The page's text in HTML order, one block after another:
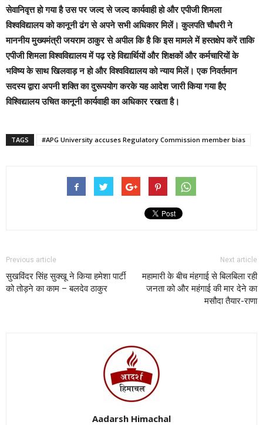
सेवानिवृत्त हो गया है उस पर जल्द से जल्द कार्यवाही हो और एपीजी शिमला
विश्वविद्यालय को कानूनी ढंग से अपने सभी अधिकार मिलें। कुलपति चौधरी ने
माननीय मुख्यमंत्री जयराम ठाकुर से अपील कि है कि इस मामले में हस्तक्षेप करें ताकि
एपीजी शिमला विश्वविद्यालय में पढ़ रहे विद्यार्थियों और शिक्षकों और कर्मचारियों के
भविष्य के साथ खिलवाड़ न हो और विश्वविद्यालय को न्याय मिलें। एक निवर्तमान
सदस्य द्वारा अपनी शक्ति का दुरूपयोग करके यह आदेश जारी किया गया हैए
विश्विद्यालय उचित कानूनी कार्यवाही का अधिकार रखता है।
TAGS #APG University accuses Regulatory Commission member bias
Previous article
सुखविंदर सिंह सुक्खू ने किया हमेशा पार्टी
को तोड़ने का काम – बलदेव ठाकुर
Next article
महामारी के बीच मंहगाई से बिलबिला रही
जनता को और महंगाई की मार देने का
मसौदा तैयार-राणा
Aadarsh Himachal